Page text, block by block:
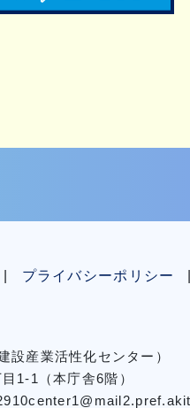
プライバシーポリシー
建設産業活性化センター）
1-1（本庁舎6階）